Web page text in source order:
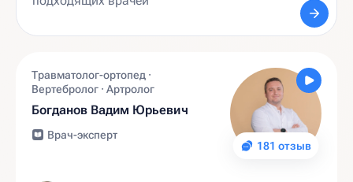
181 отзыв
Травматолог-ортопед ·
Вертебролог · Артролог
Богданов Вадим Юрьевич
Врач-эксперт